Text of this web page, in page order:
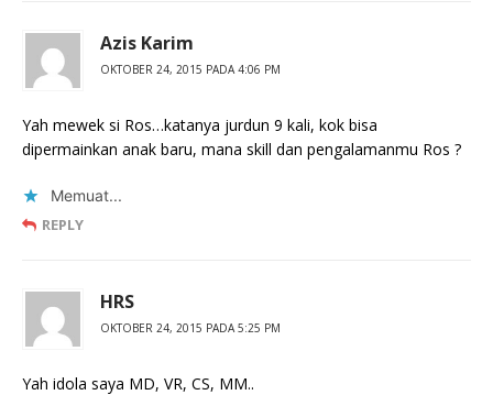
Azis Karim
OKTOBER 24, 2015 PADA 4:06 PM
Yah mewek si Ros…katanya jurdun 9 kali, kok bisa
dipermainkan anak baru, mana skill dan pengalamanmu Ros ?
Memuat...
REPLY
HRS
OKTOBER 24, 2015 PADA 5:25 PM
Yah idola saya MD, VR, CS, MM..